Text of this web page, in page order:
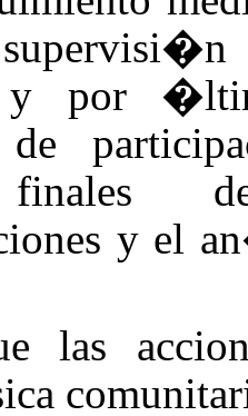
y por
finales
y el
las